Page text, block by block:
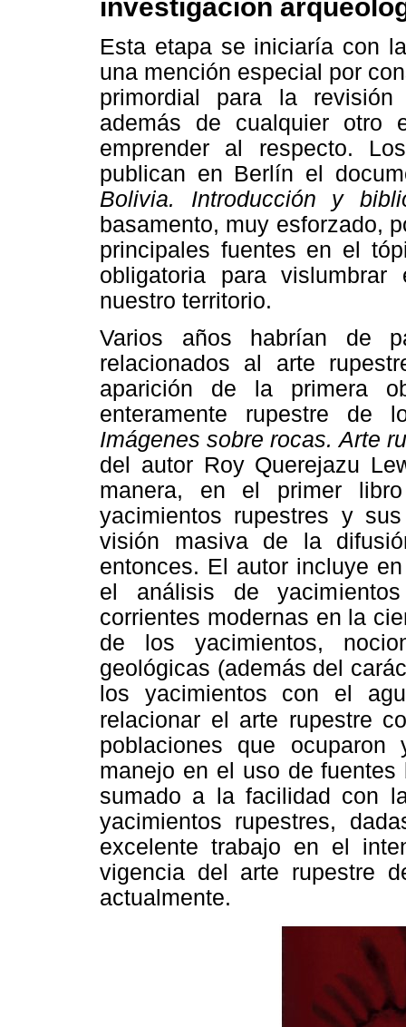
investigación
Esta etapa se iniciaría con
una mención especial por
primordial para la
además de cualquier otro
emprender al respecto.
publican en Berlín el
Bolivia. Introducción y
basamento, muy esforzado,
principales fuentes en el
obligatoria para
nuestro territorio.
Varios años habrían de
relacionados al arte
aparición de la primera
enteramente rupestre de
Imágenes sobre rocas. Arte
del autor Roy Querejazu
manera, en el primer
yacimientos rupestres y
visión masiva de la
entonces. El autor incluye
el análisis de yacimientos
corrientes modernas en la
de los yacimientos,
geológicas (además del
los yacimientos con el
relacionar el arte rupestre
poblaciones que
manejo en el uso de
sumado a la facilidad con
yacimientos rupestres,
excelente trabajo en el
vigencia del arte rupestre
actualmente.